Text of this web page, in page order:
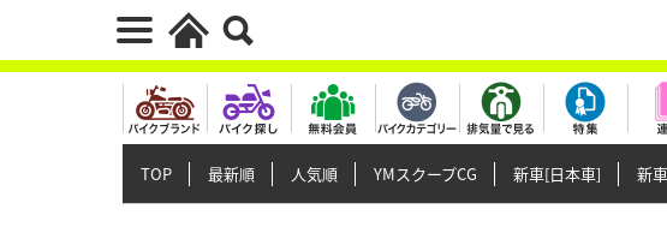
TOP 最新順 人気順 YMスクープCG 新車[日本車] 新